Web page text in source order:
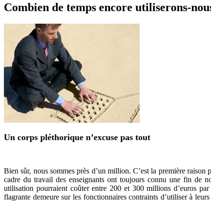
Combien de temps encore utiliserons-
Un corps pléthorique n’excuse pas tout
Bien sûr, nous sommes près d’un million. C’est la première
cadre du travail des enseignants ont toujours connu une fin de
utilisation pourraient coûter entre 200 et 300 millions d’euros
flagrante demeure sur les fonctionnaires contraints d’utiliser à